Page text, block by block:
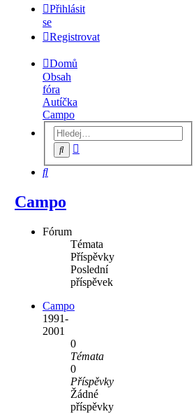
Přihlásit
se
Registrovat
Domů
Obsah
fóra
Autíčka
Campo
Hledat
Hledat
Campo
Fórum
Témata
Příspěvky
Poslední
příspěvek
Campo
1991-
2001
0
Témata
0
Příspěvky
Žádné
příspěvky